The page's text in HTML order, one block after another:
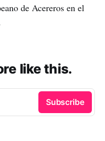
de Acereros en el
like this.
Subscribe